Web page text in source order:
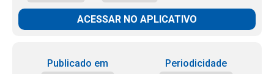
ACESSAR NO APLICATIVO
Publicado em
Periodicidade